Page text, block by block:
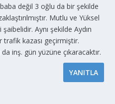
değil 3 oğlu da bir şekilde
Mutlu ve Yüksel
Aynı şekilde Aydın
kazası geçirmiştir.
da inş. gün yüzüne çıkaracaktır.
YANITLA